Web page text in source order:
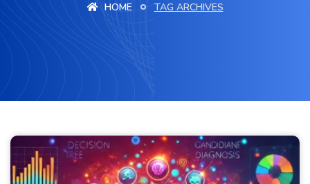
HOME TAG ARCHIVES